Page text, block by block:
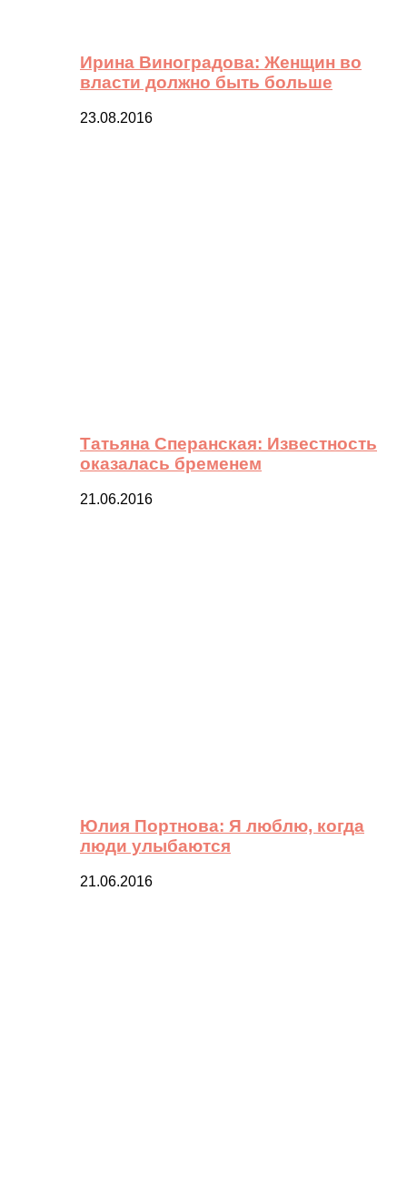
Ирина Виноградова: Женщин во
власти должно быть больше
23.08.2016
Татьяна Сперанская: Известность
оказалась бременем
21.06.2016
Юлия Портнова: Я люблю, когда
люди улыбаются
21.06.2016